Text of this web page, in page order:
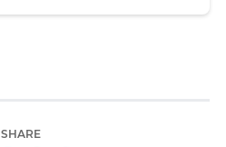
SHARE